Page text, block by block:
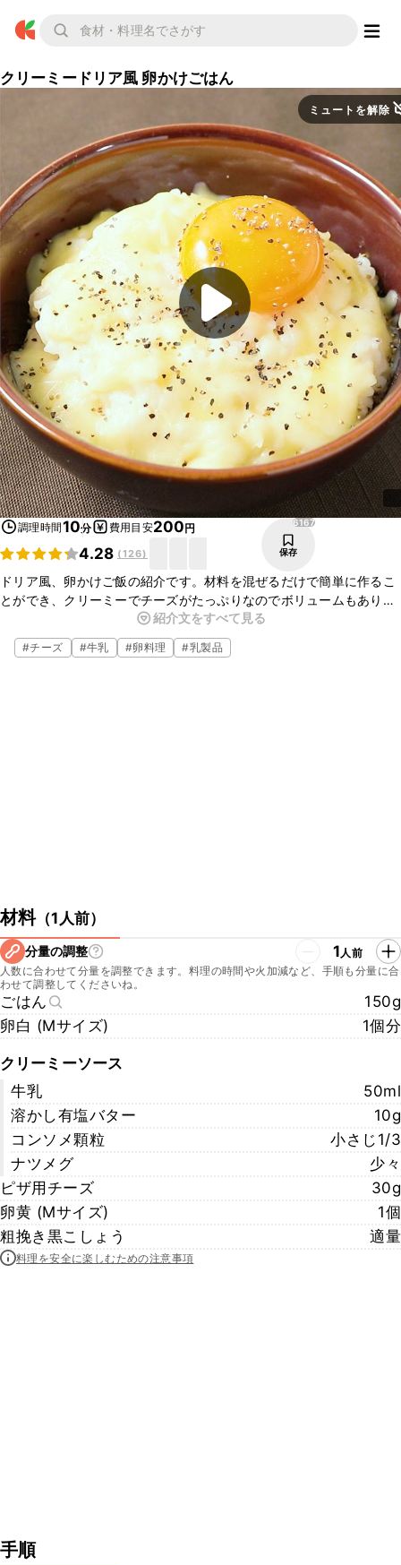
クリーミードリア風 卵かけごはん
ミュートを解除
調理時間10分 費用目安200円
4.28 (126)
6167
保存
ドリア風、卵かけご飯の紹介です。材料を混ぜるだけで簡単に作るこ
とができ、クリーミーでチーズがたっぷりなのでボリュームもありま
す。牛乳の代わりに生クリームを加えてもおいしいです。忙しい時に
便利なメニューですので、ぜひ、お試しくださいね。
紹介文をすべて見る
#チーズ #牛乳 #卵料理 #乳製品
材料（1人前）
分量の調整 1人前
人数に合わせて分量を調整できます。料理の時間や火加減など、手順も分量に合
わせて調整してくださいね。
ごはん
150g
卵白 (Mサイズ)
1個分
クリーミーソース
牛乳
50ml
溶かし有塩バター
10g
コンソメ顆粒
小さじ1/3
ナツメグ
少々
ピザ用チーズ
30g
卵黄 (Mサイズ)
1個
粗挽き黒こしょう
適量
料理を安全に楽しむための注意事項
手順